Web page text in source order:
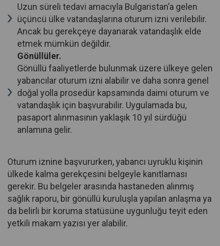
Uzun süreli tedavi amacıyla Bulgaristan’a gelen
üçüncü ülke vatandaşlarına oturum izni verilebilir.
Ancak bu gerekçeye dayanarak vatandaşlık elde
etmek mümkün değildir.
Gönüllüler.
Gönüllü faaliyetlerde bulunmak üzere ülkeye gelen
yabancılar oturum izni alabilir ve daha sonra genel
doğal yolla prosedür kapsamında daimi oturum ve
vatandaşlık için başvurabilir. Uygulamada bu,
pasaport alınmasının yaklaşık 10 yıl sürdüğü
anlamına gelir.
Oturum iznine başvururken, yabancı uyruklu kişinin
ülkede kalma gerekçesini belgeyle kanıtlaması
gerekir. Bu belgeler arasında hastaneden alınmış
sağlık raporu, bir gönüllü kuruluşla yapılan anlaşma ya
da belirli bir koruma statüsüne uygunluğu teyit eden
yetkili makam yazısı yer alabilir.